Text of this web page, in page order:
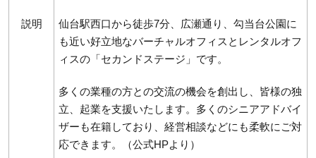
説明
仙台駅西口から徒歩7分、広瀬通り、勾当台公園に
も近い好立地なバーチャルオフィスとレンタルオフ
ィスの「セカンドステージ」です。
多くの業種の方との交流の機会を創出し、皆様の独
立、起業を支援いたします。多くのシニアアドバイ
ザーも在籍しており、経営相談などにも柔軟にご対
応できます。（公式HPより）